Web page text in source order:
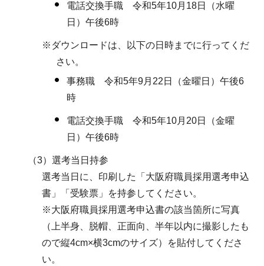
電話交換手職 令和5年10月18日（水曜
日）午後6時
※ダウンロードは、以下の日時までに行ってくだ
さい。
事務職 令和5年9月22日（金曜日）午後6
時
電話交換手職 令和5年10月20日（金曜
日）午後6時
（3）選考当日持参
選考当日に、印刷した「大阪府職員採用選考申込
書」「受験票」を持参してください。
※大阪府職員採用選考申込書の該当箇所に写真
（上半身、脱帽、正面向、半年以内に撮影したも
ので縦4cm×横3cmのサイズ）を貼付してくださ
い。